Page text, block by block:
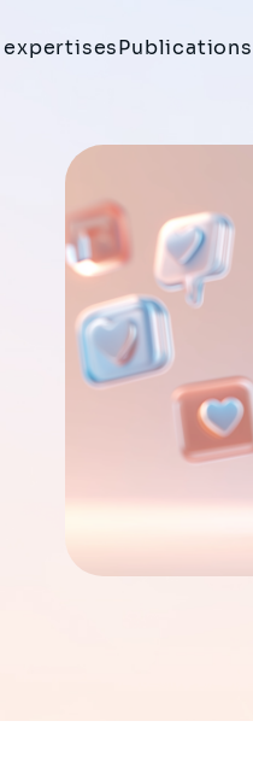
expertisesPublications